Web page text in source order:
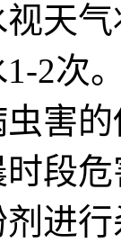
视天
2次
害
段
进